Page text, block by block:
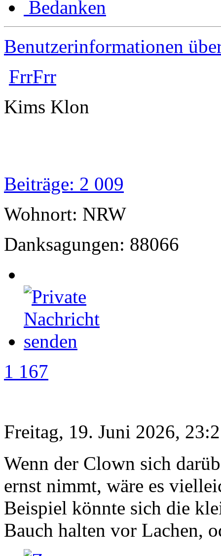
Bedanken
Benutzerinformationen
FrrFrr
Kims Klon
Beiträge: 2 009
Wohnort: NRW
Danksagungen: 88066
1 167
Freitag, 19. Juni 2026,
Wenn der Clown sich
ernst nimmt, wäre es
Beispiel könnte sich die
Bauch halten vor Lachen,